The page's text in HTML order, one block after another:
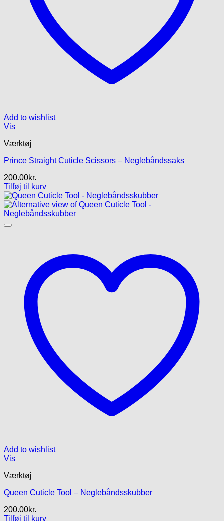
Add to wishlist
Vis
Værktøj
Prince Straight Cuticle Scissors – Neglebåndssaks
200.00kr.
Tilføj til kurv
Add to wishlist
Vis
Værktøj
Queen Cuticle Tool – Neglebåndsskubber
200.00kr.
Tilføj til kurv